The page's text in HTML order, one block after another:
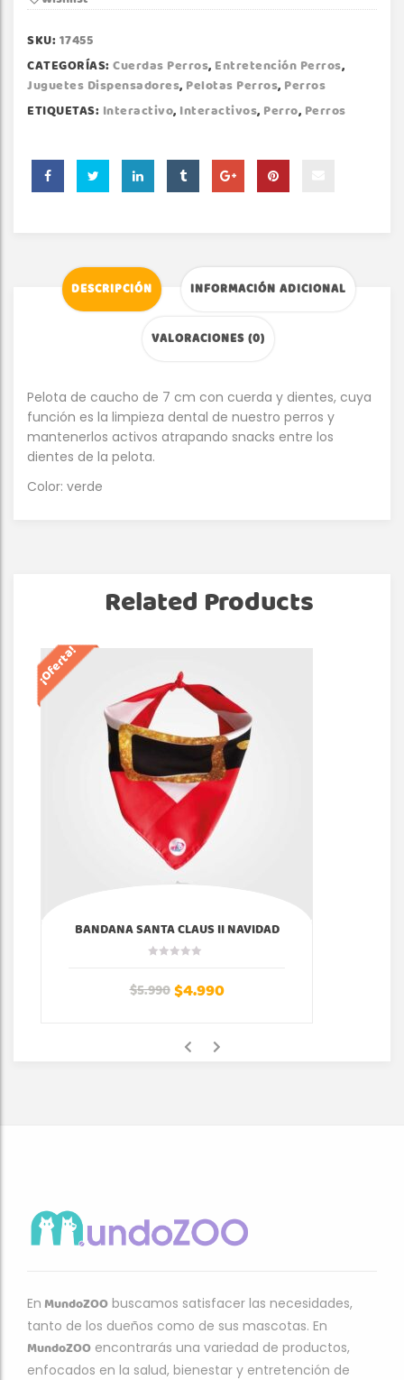
SKU: 17455
CATEGORÍAS: Cuerdas Perros, Entretención Perros,
Juguetes Dispensadores, Pelotas Perros, Perros
ETIQUETAS: Interactivo, Interactivos, Perro, Perros
DESCRIPCIÓN INFORMACIÓN ADICIONAL
VALORACIONES (0)
Pelota de caucho de 7 cm con cuerda y dientes, cuya
función es la limpieza dental de nuestro perros y
mantenerlos activos atrapando snacks entre los
dientes de la pelota.
Color: verde
Related Products
¡Oferta!
BANDANA SANTA CLAUS II NAVIDAD
$5.990$4.990
En MundoZOO buscamos satisfacer las necesidades,
tanto de los dueños como de sus mascotas. En
MundoZOO encontrarás una variedad de productos,
enfocados en la salud, bienestar y entretención de